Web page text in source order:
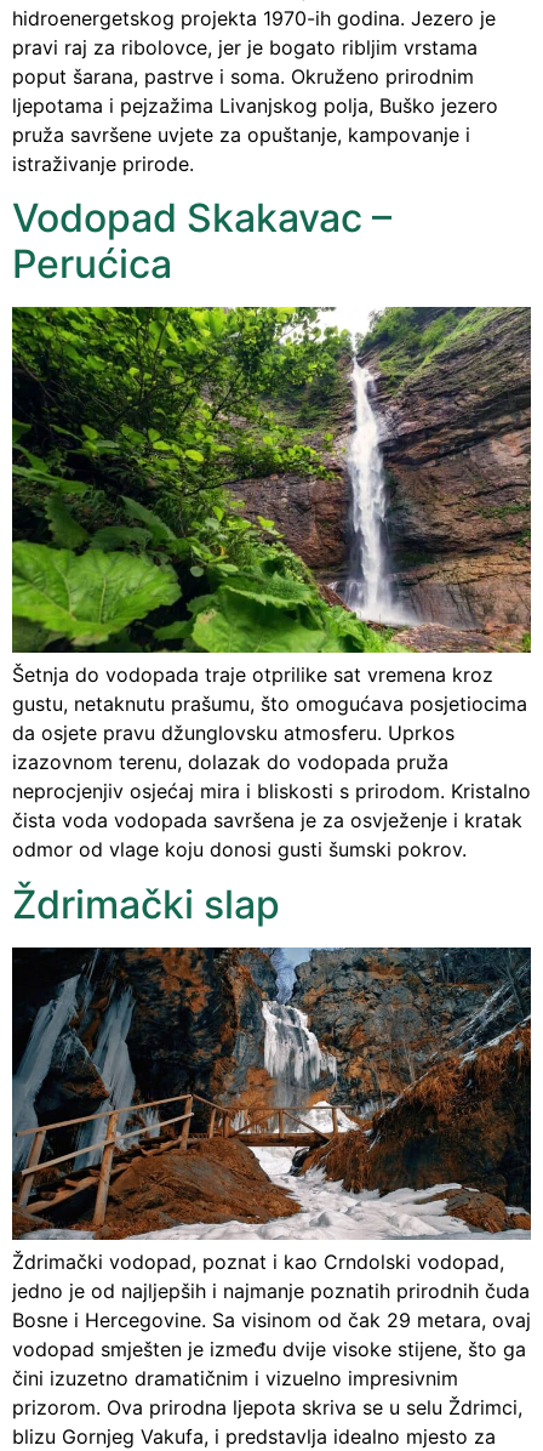
hidroenergetskog projekta 1970-ih godina. Jezero je
pravi raj za ribolovce, jer je bogato ribljim vrstama
poput šarana, pastrve i soma. Okruženo prirodnim
ljepotama i pejzažima Livanjskog polja, Buško jezero
pruža savršene uvjete za opuštanje, kampovanje i
istraživanje prirode.
Vodopad Skakavac –
Perućica
Šetnja do vodopada traje otprilike sat vremena kroz
gustu, netaknutu prašumu, što omogućava posjetiocima
da osjete pravu džunglovsku atmosferu. Uprkos
izazovnom terenu, dolazak do vodopada pruža
neprocjenjiv osjećaj mira i bliskosti s prirodom. Kristalno
čista voda vodopada savršena je za osvježenje i kratak
odmor od vlage koju donosi gusti šumski pokrov.
Ždrimački slap
Ždrimački vodopad, poznat i kao Crndolski vodopad,
jedno je od najljepših i najmanje poznatih prirodnih čuda
Bosne i Hercegovine. Sa visinom od čak 29 metara, ovaj
vodopad smješten je između dvije visoke stijene, što ga
čini izuzetno dramatičnim i vizuelno impresivnim
prizorom. Ova prirodna ljepota skriva se u selu Ždrimci,
blizu Gornjeg Vakufa, i predstavlja idealno mjesto za